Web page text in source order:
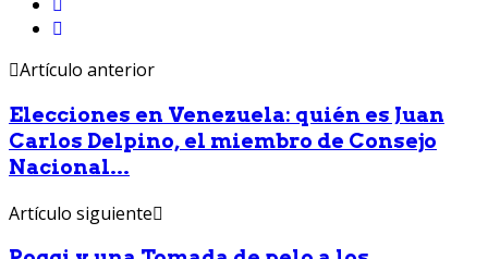
Artículo anterior
Elecciones en Venezuela: quién es Juan
Carlos Delpino, el miembro de Consejo
Nacional...
Artículo siguiente